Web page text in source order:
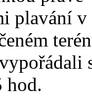
plavání
hod.